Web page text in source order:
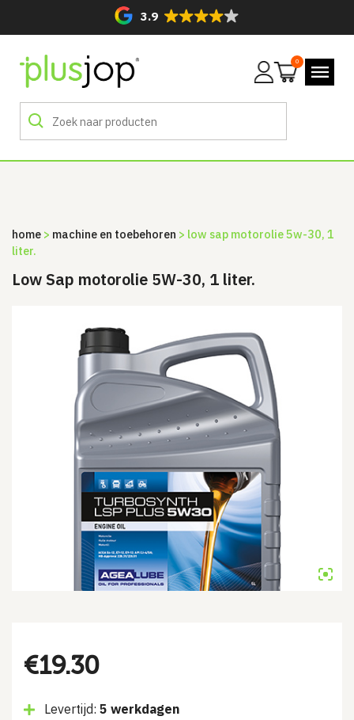
3.9
Mijn
0
home > machine en toebehoren > low sap motorolie 5w-30, 1
liter.
Low Sap motorolie 5W-30, 1 liter.
€19.30
Levertijd: 5 werkdagen